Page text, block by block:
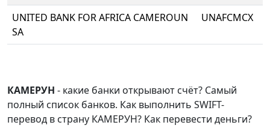
UNITED BANK FOR AFRICA CAMEROUN
SA
UNAFCMCX
КАМЕРУН - какие банки открывают счёт? Самый
полный список банков. Как выполнить SWIFT-
перевод в страну КАМЕРУН? Как перевести деньги?